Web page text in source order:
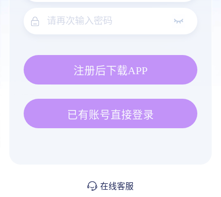
注册后下载APP
已有账号直接登录
在线客服